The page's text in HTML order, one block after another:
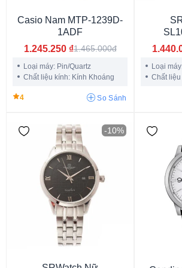
Thụy Sỹ Đức
Trung Quốc Thụy Điển
Nữ Unisex
Casio Nam MTP-1239D-
1ADF
1.245.250 ₫1.465.000đ
Loại máy: Pin/Quartz
Chất liệu kính: Kính Khoáng
4 So Sánh
Loại
Chất
-10%